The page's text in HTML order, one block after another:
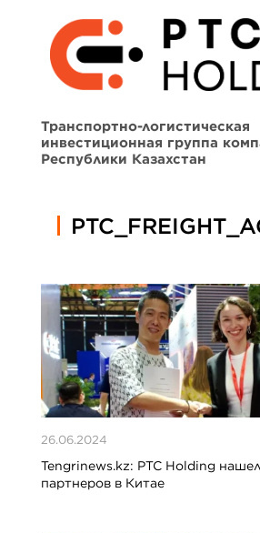
Транспортно-логистическая
инвестиционная группа
Республики Казахстан
26.06.2024
Tengrinews.kz: PTC Holding
партнеров в Китае